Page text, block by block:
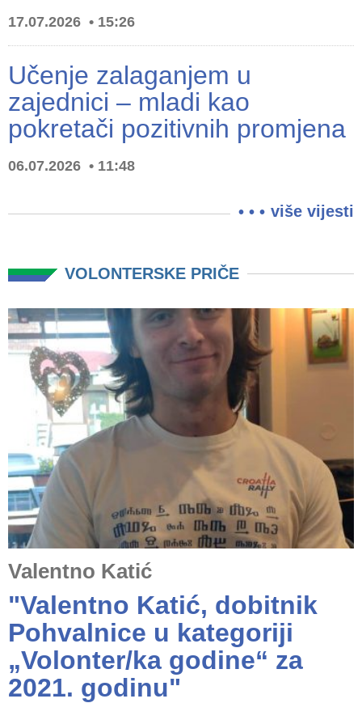
17.07.2026 15:26
Učenje zalaganjem u
zajednici – mladi kao
pokretači pozitivnih promjena
06.07.2026 11:48
više vijesti
VOLONTERSKE PRIČE
Valentno Katić
"Valentno Katić, dobitnik
Pohvalnice u kategoriji
„Volonter/ka godine“ za
2021. godinu"